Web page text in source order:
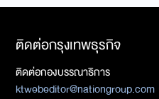
ติดต่อกรุงเทพธุรกิจ
ติดต่อกองบรรณาธิการ
ktwebeditor@nationgroup.com